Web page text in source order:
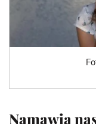
Namawia